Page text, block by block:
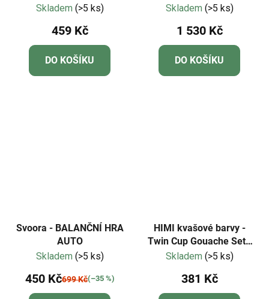
"CARMEN"
Skladem (>5 ks)
459 Kč
DO KOŠÍKU
56 Colours (White Case
Skladem (>5 ks)
1 530 Kč
DO KOŠÍKU
Svoora - BALANČNÍ HRA
AUTO
Skladem (>5 ks)
450 Kč699 Kč(–35 %)
HIMI kvašové barvy -
Twin Cup Gouache Set -
12 Colours
Skladem (>5 ks)
381 Kč